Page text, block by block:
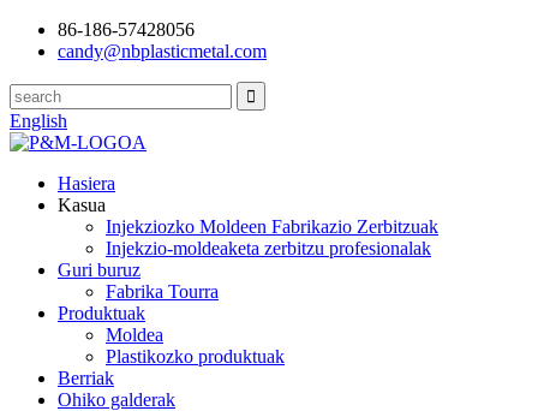
86-186-57428056
candy@nbplasticmetal.com
English
Hasiera
Kasua
Injekziozko Moldeen Fabrikazio Zerbitzuak
Injekzio-moldeaketa zerbitzu profesionalak
Guri buruz
Fabrika Tourra
Produktuak
Moldea
Plastikozko produktuak
Berriak
Ohiko galderak